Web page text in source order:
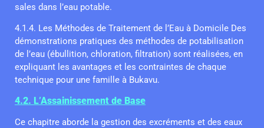
sales dans l’eau potable.
4.1.4. Les Méthodes de Traitement de l’Eau à Domicile Des
démonstrations pratiques des méthodes de potabilisation
de l’eau (ébullition, chloration, filtration) sont réalisées, en
expliquant les avantages et les contraintes de chaque
technique pour une famille à Bukavu.
4.2. L’Assainissement de Base
Ce chapitre aborde la gestion des excréments et des eaux